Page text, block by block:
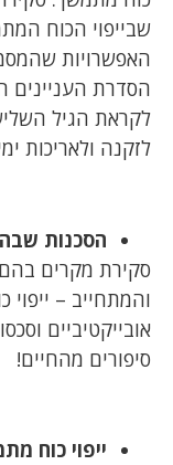
שבייפוי הכוח
האפשרויות
הסדרת העניינים
לקראת הגיל
לזקנה ולאריכות
הסכנות
סקירת מקרים
והמתחייב –
אובייקטיביים
סיפורים מהחיים!
ייפוי כוח